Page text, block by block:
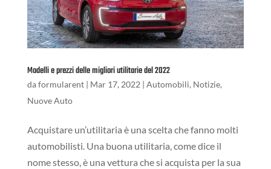
Modelli e prezzi delle migliori utilitarie del 2022
daformularent| Mar 17, 2022 | Automobili, Notizie,
Nuove Auto
Acquistare un’utilitaria è una scelta che fanno molti
automobilisti. Una buona utilitaria, come dice il
nome stesso, è una vettura che si acquista per la sua